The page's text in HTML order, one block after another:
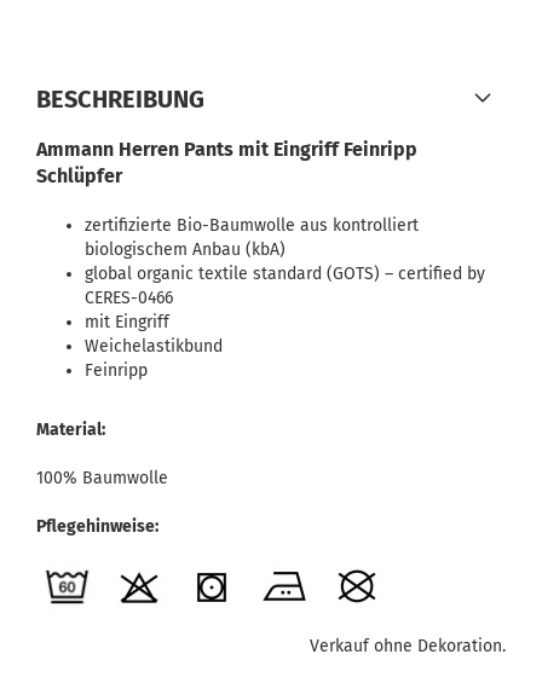
BESCHREIBUNG
Ammann Herren Pants mit Eingriff Feinripp
Schlüpfer
zertifizierte Bio-Baumwolle aus kontrolliert
biologischem Anbau (kbA)
global organic textile standard (GOTS) – certified by
CERES-0466
mit Eingriff
Weichelastikbund
Feinripp
Material:
100% Baumwolle
Pflegehinweise:
Verkauf ohne Dekoration.